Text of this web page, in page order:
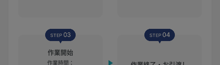
作業開始
作業時間：